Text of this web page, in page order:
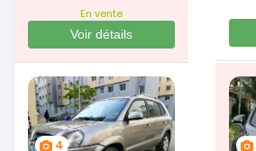
En vente
Voir détails
4